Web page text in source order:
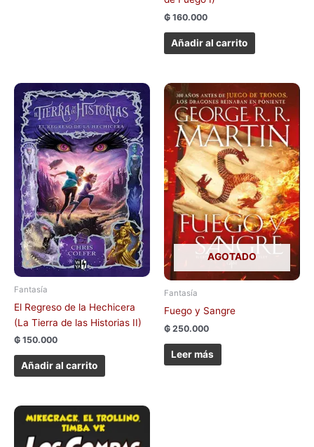
₲ 160.000
Añadir al carrito
Fantasía
El Regreso de la Hechicera
(La Tierra de las Historias II)
₲ 150.000
Añadir al carrito
AGOTADO
Fantasía
Fuego y Sangre
₲ 250.000
Leer más